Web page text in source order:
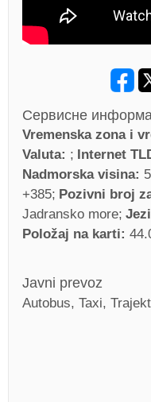
Сервисне
Vremenska zona i
Valuta:
Internet
Nadmorska visina:
+385 Pozivni broj
Jadransko more
Položaj na karti:
Javni prevoz
Autobus, Taxi, Trajekt